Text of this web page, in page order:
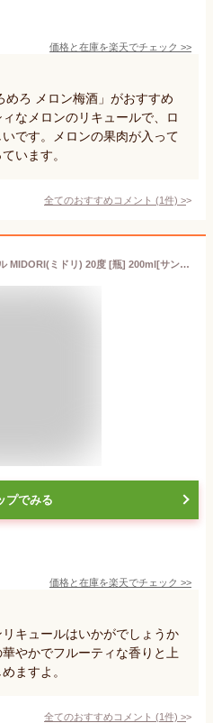
価格と在庫を楽天でチェック >>
ろ メロン梅酒」がおすすめ
なメロンのリキュールで、ロ
です。メロンの果肉が入って
います。
全てのおすすめコメント (1件) >
サントリー メロンリキュール MIDORI(ミドリ) 20度 [瓶] 200ml[サントリー アメリカ リキュール YMIBNU]ギフト プレゼント 贈り物 お祝い 内祝い お返し 誕生日プレゼント 父の日 敬老の日
プでみる
価格と在庫を楽天でチェック >>
キュールはいかがでしょうか
やかでフルーティな香りと上
ますよ。
全てのおすすめコメント (1件) >